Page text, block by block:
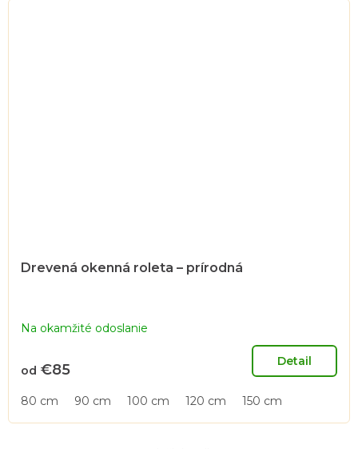
Drevená okenná roleta – prírodná
Na okamžité odoslanie
od €85 Detail
80 cm 90 cm 100 cm 120 cm 150 cm